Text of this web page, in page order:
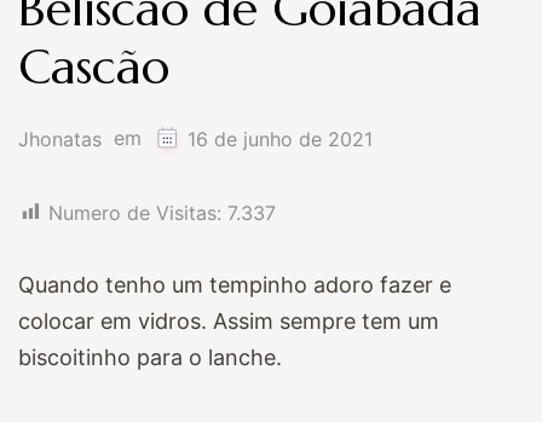
Cascão
Jhonatas em 16 de junho de 2021
Numero de Visitas: 7.337
Quando tenho um tempinho adoro fazer e
colocar em vidros. Assim sempre tem um
biscoitinho para o lanche.